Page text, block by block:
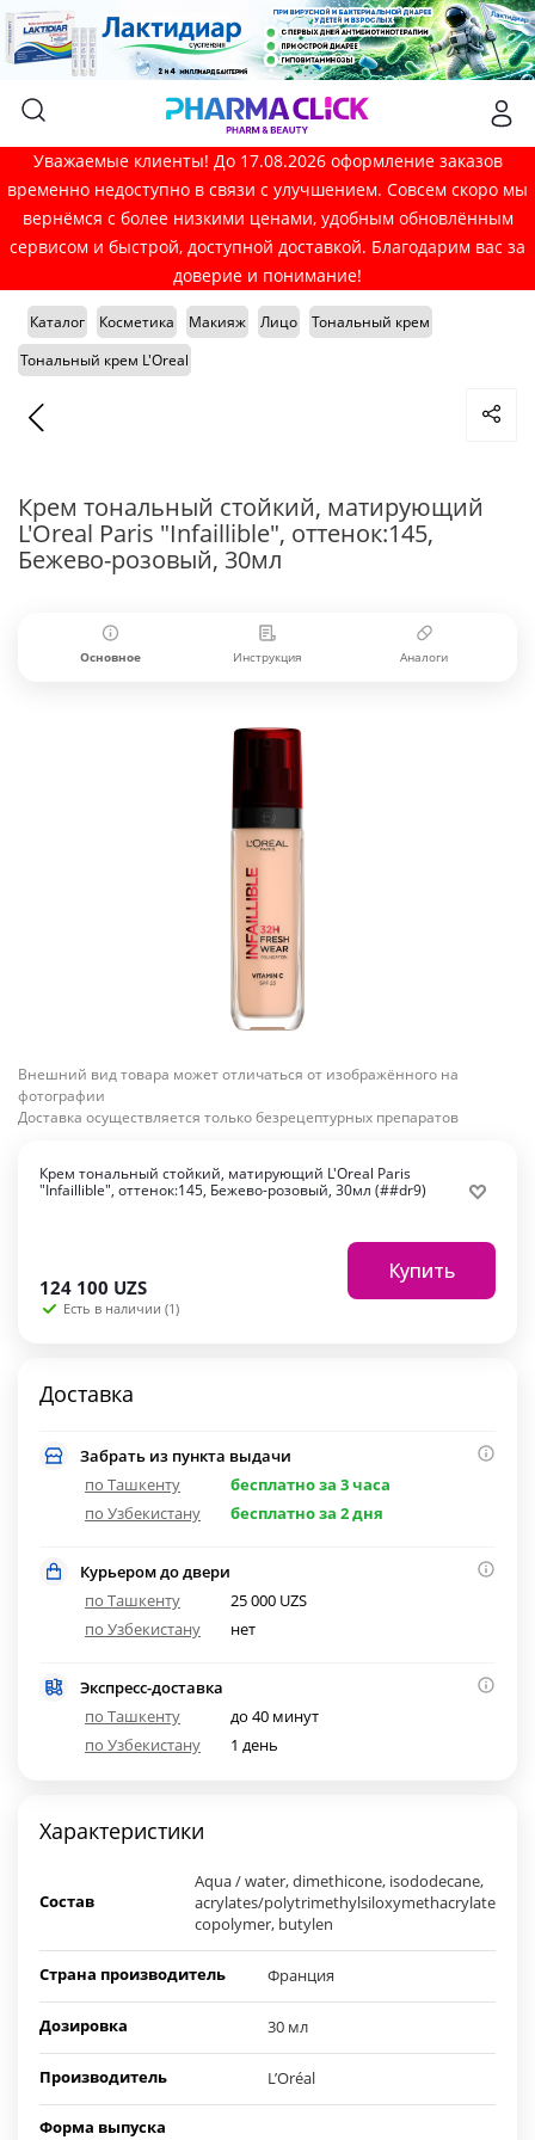
Уважаемые клиенты! До 17.08.2026 оформление заказов
временно недоступно в связи с улучшением. Совсем скоро мы
вернёмся с более низкими ценами, удобным обновлённым
сервисом и быстрой, доступной доставкой. Благодарим вас за
доверие и понимание!
Каталог Косметика Макияж Лицо
Тональный крем
Тональный крем L'Oreal
Крем тональный стойкий, матирующий
L'Oreal Paris "Infaillible", оттенок:145,
Бежево-розовый, 30мл
Основное Инструкция Аналоги
Внешний вид товара может отличаться от изображённого на
фотографии
Доставка осуществляется только безрецептурных препаратов
Крем тональный стойкий, матирующий L'Oreal Paris
"Infaillible", оттенок:145, Бежево-розовый, 30мл (##dr9)
124 100 UZS
Есть в наличии (1)
Купить
Доставка
Забрать из пункта выдачи
по Ташкенту
бесплатно за 3 часа
по Узбекистану
бесплатно за 2 дня
Курьером до двери
по Ташкенту
25 000 UZS
по Узбекистану
нет
Экспресс-доставка
по Ташкенту
до 40 минут
по Узбекистану
1 день
Характеристики
Состав
Аqua / water, dimethicone, isododecane,
acrylates/polytrimethylsiloxymethacrylate
copolymer, butylen
Страна производитель Франция
Дозировка 30 мл
Производитель L’Oréal
Форма выпуска